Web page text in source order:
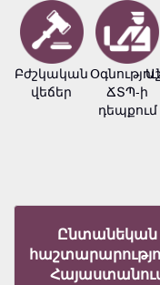
Բժշկական
վեճեր
ՃՏՊ-ի
դեպքում
Ընտանեկան